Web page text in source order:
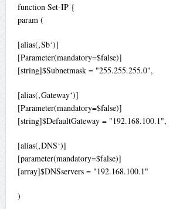
function Set-IP {
param (
[alias(‚Sb‘)]
[Parameter(mandatory=$false)]
[string]$Subnetmask = "255.255.255.0",
[alias(‚Gateway‘)]
[Parameter(mandatory=$false)]
[string]$DefaultGateway = "192.168.100.1",
[alias(‚DNS‘)]
[parameter(mandatory=$false)]
[array]$DNSservers = "192.168.100.1"
)